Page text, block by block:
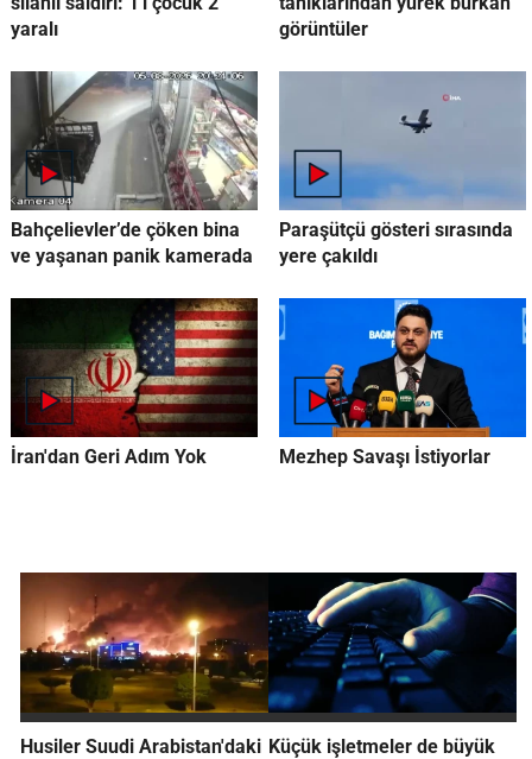
yaralı
görüntüler
Bahçelievler’de çöken bina
ve yaşanan panik kamerada
Paraşütçü gösteri sırasında
yere çakıldı
İran'dan Geri Adım Yok Mezhep Savaşı İstiyorlar
Husiler Suudi Arabistan'daki Küçük işletmeler de büyük